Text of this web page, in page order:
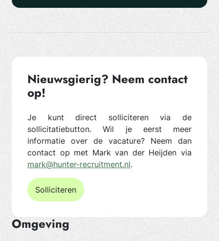
Nieuwsgierig? Neem contact
op!
Je kunt direct solliciteren via de
sollicitatiebutton. Wil je eerst meer
informatie over de vacature? Neem dan
contact op met Mark van der Heijden via
mark@hunter-recruitment.nl.
Solliciteren
Omgeving